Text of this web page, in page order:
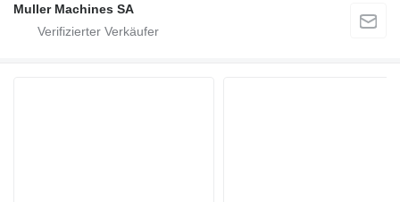
Muller Machines SA